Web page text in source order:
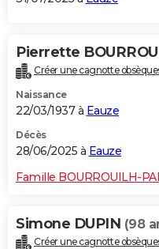
Pierrette
Créer une cagnotte
Naissance
22/03/1937 à Eauze
Décès
28/06/2025 à Eauze
Famille BOURROUILH-
Simone DUPIN (98
Créer une cagnotte